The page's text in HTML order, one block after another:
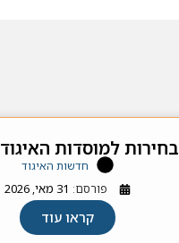
בחירות למוסדות האיגוד 2026
חדשות האיגוד
פורסם: 31 מאי, 2026
קראו עוד